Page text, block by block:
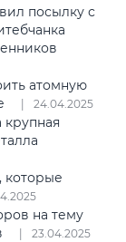
посылку с
атомную
24.04.2025
которые
на тему
23.04.2025